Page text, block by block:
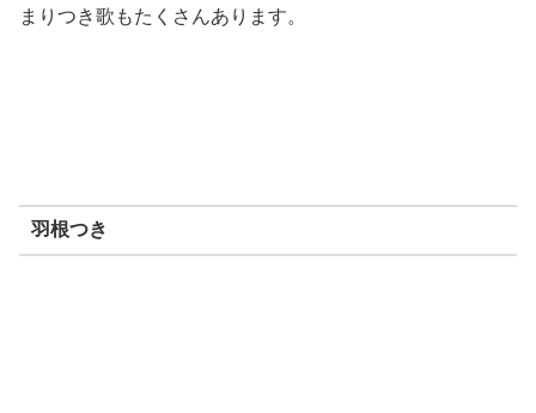
まりつき歌もたくさんあります。
羽根つき